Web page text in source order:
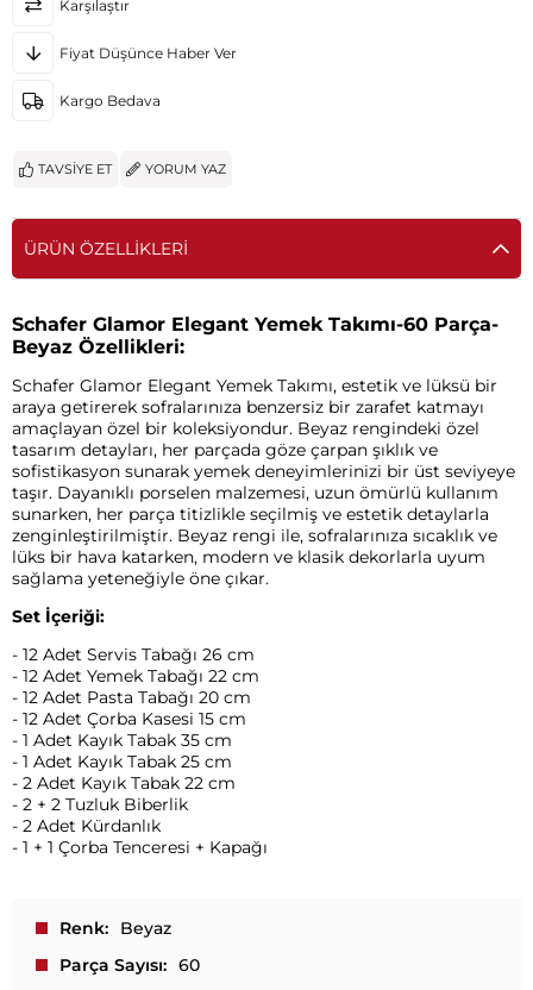
Karşılaştır
Fiyat Düşünce Haber Ver
Kargo Bedava
TAVSIYE ET YORUM YAZ
ÜRÜN ÖZELLIKLERI
Schafer Glamor Elegant Yemek Takımı-60 Parça-
Beyaz Özellikleri:
Schafer Glamor Elegant Yemek Takımı, estetik ve lüksü bir
araya getirerek sofralarınıza benzersiz bir zarafet katmayı
amaçlayan özel bir koleksiyondur. Beyaz rengindeki özel
tasarım detayları, her parçada göze çarpan şıklık ve
sofistikasyon sunarak yemek deneyimlerinizi bir üst seviyeye
taşır. Dayanıklı porselen malzemesi, uzun ömürlü kullanım
sunarken, her parça titizlikle seçilmiş ve estetik detaylarla
zenginleştirilmiştir. Beyaz rengi ile, sofralarınıza sıcaklık ve
lüks bir hava katarken, modern ve klasik dekorlarla uyum
sağlama yeteneğiyle öne çıkar.
Set İçeriği:
- 12 Adet Servis Tabağı 26 cm
- 12 Adet Yemek Tabağı 22 cm
- 12 Adet Pasta Tabağı 20 cm
- 12 Adet Çorba Kasesi 15 cm
- 1 Adet Kayık Tabak 35 cm
- 1 Adet Kayık Tabak 25 cm
- 2 Adet Kayık Tabak 22 cm
- 2 + 2 Tuzluk Biberlik
- 2 Adet Kürdanlık
- 1 + 1 Çorba Tenceresi + Kapağı
Renk
Beyaz
Parça Sayısı
60